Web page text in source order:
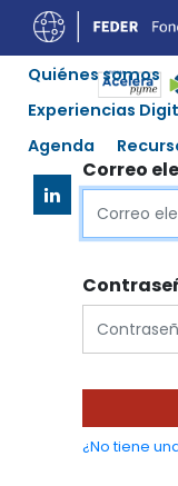
Quiénes somos
Experiencias
Agenda
Correo
¿No tiene